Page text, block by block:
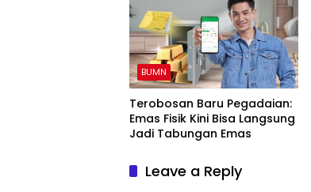
BUMN
Terobosan Baru Pegadaian:
Emas Fisik Kini Bisa Langsung
Jadi Tabungan Emas
Leave a Reply